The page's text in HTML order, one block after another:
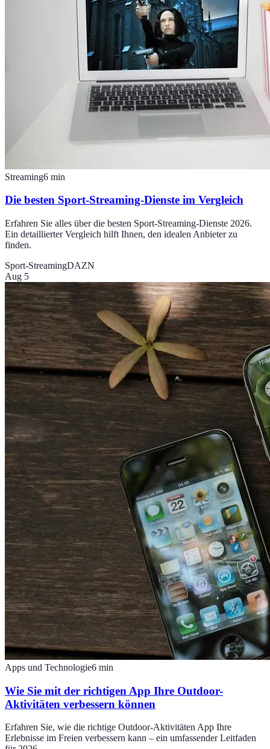
Streaming6 min
Die besten Sport-Streaming-Dienste im Vergleich
Erfahren Sie alles über die besten Sport-Streaming-Dienste 2026.
Ein detaillierter Vergleich hilft Ihnen, den idealen Anbieter zu
finden.
Sport-StreamingDAZN
Aug 5
Apps und Technologie6 min
Wie Sie mit der richtigen App Ihre Outdoor-
Aktivitäten verbessern können
Erfahren Sie, wie die richtige Outdoor-Aktivitäten App Ihre
Erlebnisse im Freien verbessern kann – ein umfassender Leitfaden